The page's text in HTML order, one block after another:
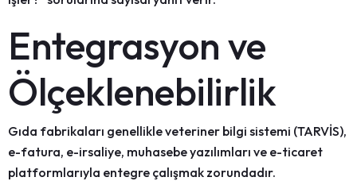
Entegrasyon ve
Ölçeklenebilirlik
Gıda fabrikaları genellikleveteriner bilgi sistemi (TARVİS),
e-fatura, e-irsaliye, muhasebe yazılımları ve e-ticaret
platformlarıyla entegre çalışmak zorundadır.